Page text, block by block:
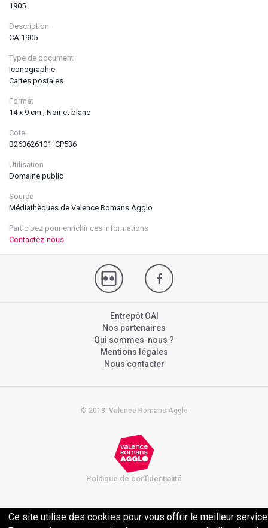
1905
Description
CA 1905
Type de document
Iconographie
Cartes postales
Format
14 x 9 cm ; Noir et blanc
Cote
B263626101_CP536
Utilisation
Domaine public
Source
Médiathèques de Valence Romans Agglo
Participez pour enrichir ces informations
Contactez-nous
Entrepôt OAI
Nos partenaires
Qui sommes-nous ?
Mentions légales
Nous contacter
© 2018. Valence Romans Agglo
Politique de confidentialité
Ce site utilise des cookies pour vous offrir le meilleur